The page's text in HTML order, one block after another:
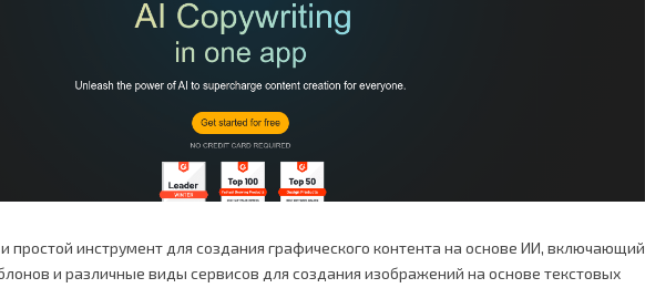
простой инструмент для создания графического контента на основе ИИ, включающий
и различные виды сервисов для создания изображений на основе текстовых